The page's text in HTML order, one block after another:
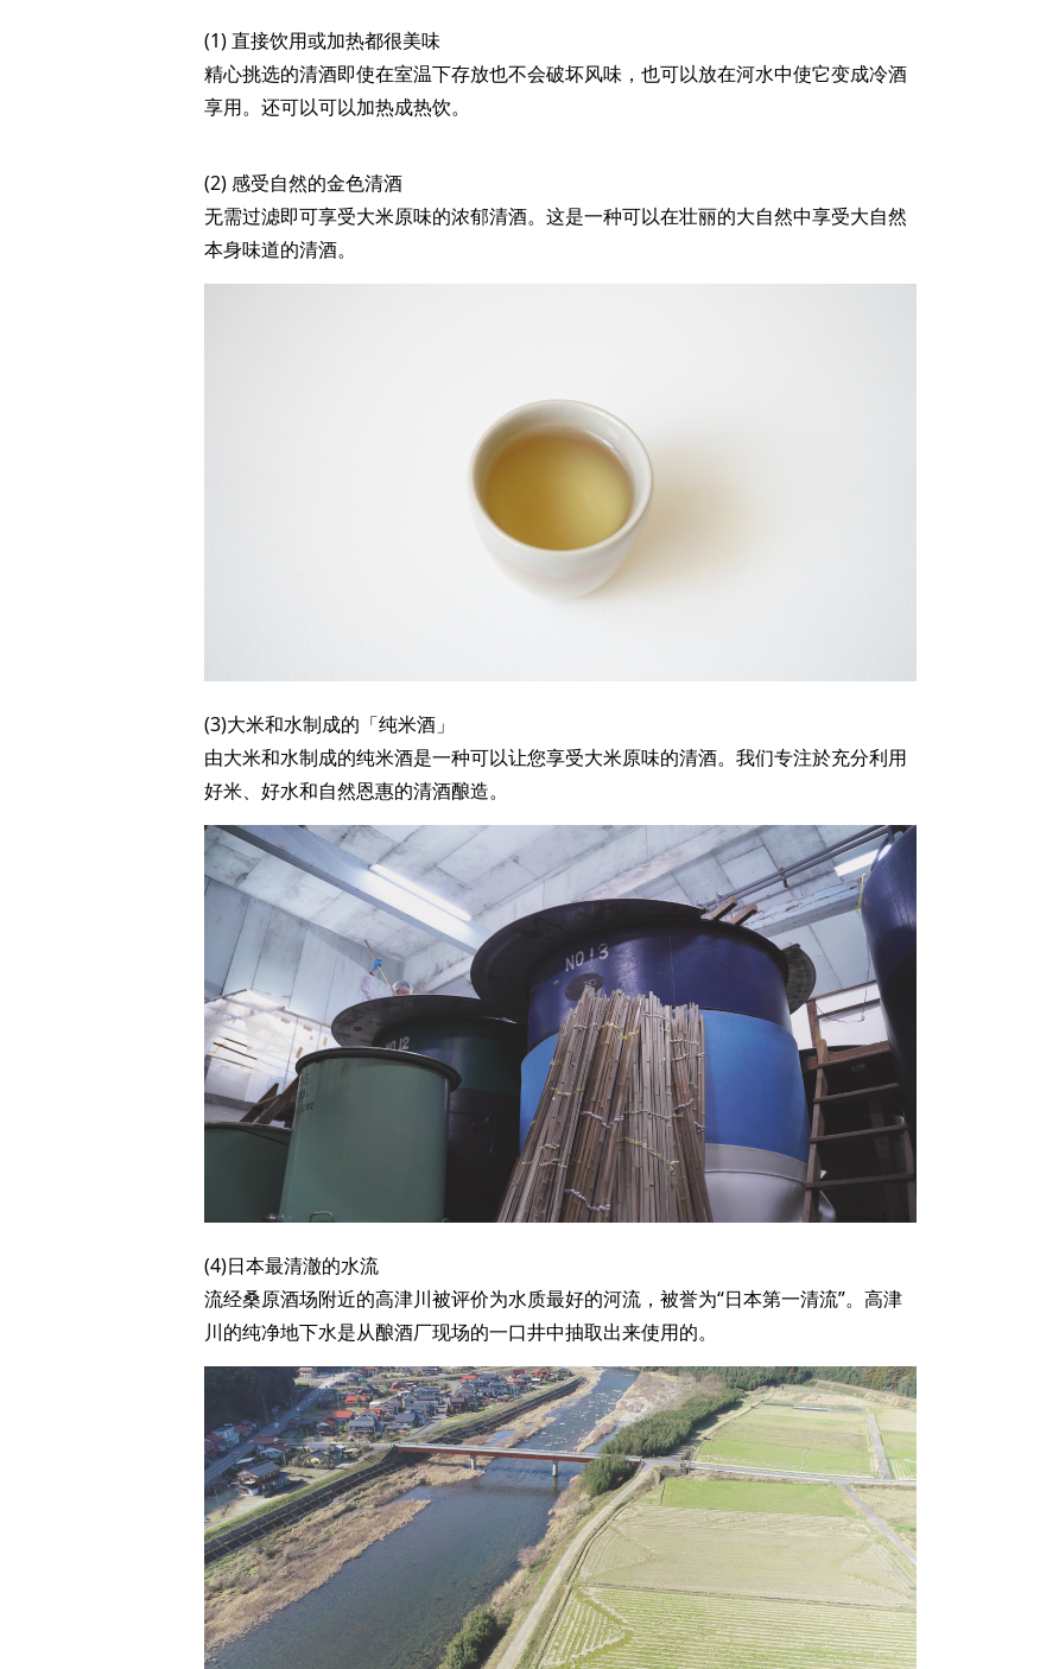
(1) 直接饮用或加热都很美味
精心挑选的清酒即使在室温下存放也不会破坏风味，也可以放在河水中使它变成冷酒
享用。还可以可以加热成热饮。
(2) 感受自然的金色清酒
无需过滤即可享受大米原味的浓郁清酒。这是一种可以在壮丽的大自然中享受大自然
本身味道的清酒。
(3)大米和水制成的「纯米酒」
由大米和水制成的纯米酒是一种可以让您享受大米原味的清酒。我们专注於充分利用
好米、好水和自然恩惠的清酒酿造。
(4)日本最清澈的水流
流经桑原酒场附近的高津川被评价为水质最好的河流，被誉为“日本第一清流”。高津
川的纯净地下水是从酿酒厂现场的一口井中抽取出来使用的。